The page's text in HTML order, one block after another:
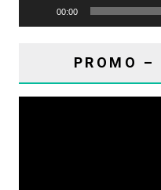
00:00
PROMO